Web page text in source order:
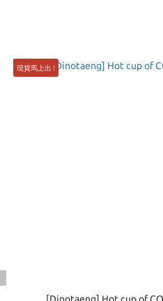
現貨馬上出 !
[Dinotaeng] Hot cup of